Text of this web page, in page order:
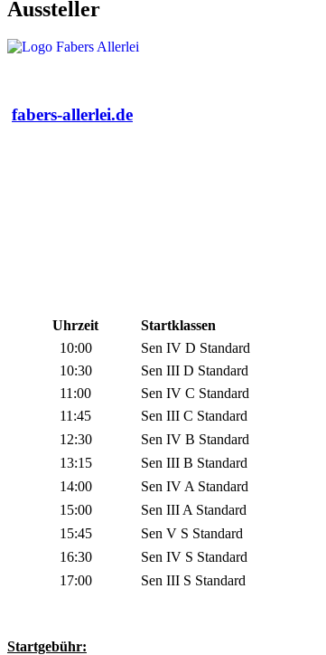
Aussteller
fabers-allerlei.de
Uhrzeit
Startklassen
10:00
Sen IV D Standard
10:30
Sen III D Standard
11:00
Sen IV C Standard
11:45
Sen III C Standard
12:30
Sen IV B Standard
13:15
Sen III B Standard
14:00
Sen IV A Standard
15:00
Sen III A Standard
15:45
Sen V S Standard
16:30
Sen IV S Standard
17:00
Sen III S Standard
Startgebühr: